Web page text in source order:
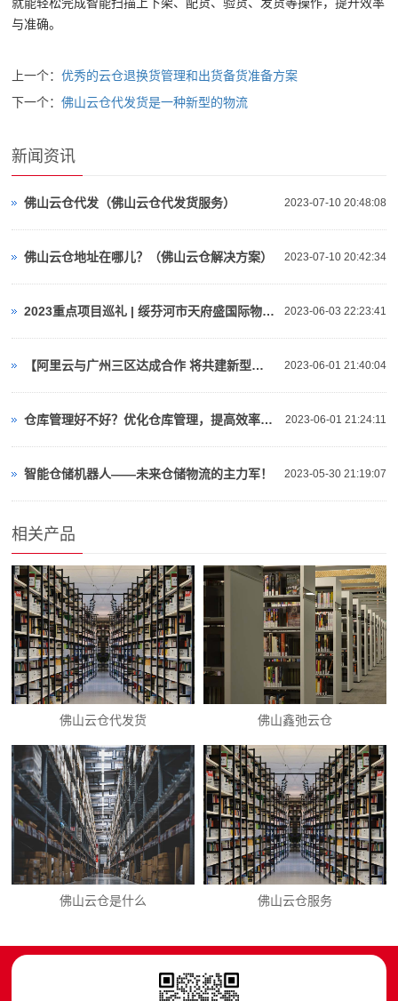
与准确。
上一个：优秀的云仓退换货管理和出货备货准备方案
下一个：佛山云仓代发货是一种新型的物流
新闻资讯
2023-07-10 20:48:08
佛山云仓代发（佛山云仓代发货服务）
2023-07-10 20:42:34
佛山云仓地址在哪儿？（佛山云仓解决方案）
2023-06-03 22:23:41
2023重点项目巡礼 | 绥芬河市天府盛国际物流产业园：对俄“云仓平台”
2023-06-01 21:40:04
【阿里云与广州三区达成合作 将共建新型算力基础设施、人工智能等】视频介绍
2023-06-01 21:24:11
仓库管理好不好？优化仓库管理，提高效率与准确性！
2023-05-30 21:19:07
智能仓储机器人——未来仓储物流的主力军！
相关产品
佛山云仓代发货 佛山鑫弛云仓
佛山云仓是什么 佛山云仓服务